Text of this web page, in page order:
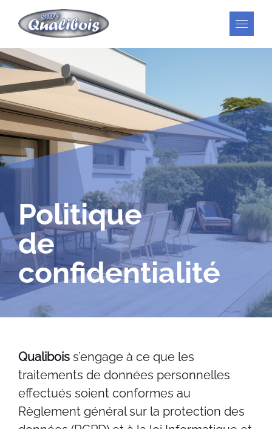
content
Politique
de
confidentialité
Qualibois s’engage à ce que les
traitements de données personnelles
effectués soient conformes au
Règlement général sur la protection des